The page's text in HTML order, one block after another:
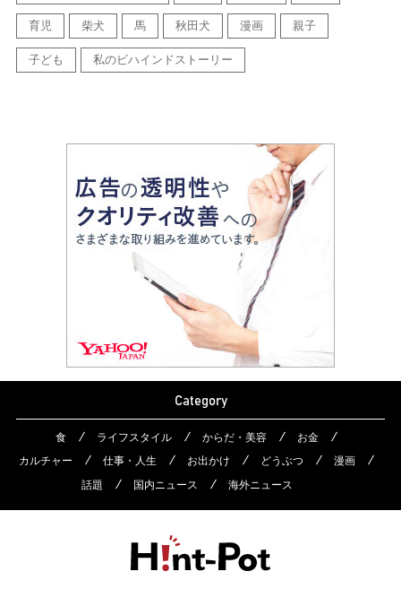
育児 柴犬 馬 秋田犬 漫画 親子
子ども 私のビハインドストーリー
Category
食 ライフスタイル からだ・美容
お金
カルチャー
仕事・人生 お出かけ どうぶつ
漫画
話題
国内ニュース 海外ニュース